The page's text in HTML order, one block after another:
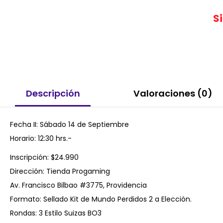
Descripción Valoraciones (0)
Fecha II: Sábado 14 de Septiembre
Horario: 12:30 hrs.-
Inscripción: $24.990
Dirección: Tienda Progaming
Av. Francisco Bilbao #3775, Providencia
Formato: Sellado Kit de Mundo Perdidos 2 a Elección.
Rondas: 3 Estilo Suizas BO3